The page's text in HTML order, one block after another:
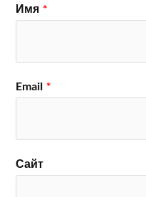
Имя *
Email *
Сайт